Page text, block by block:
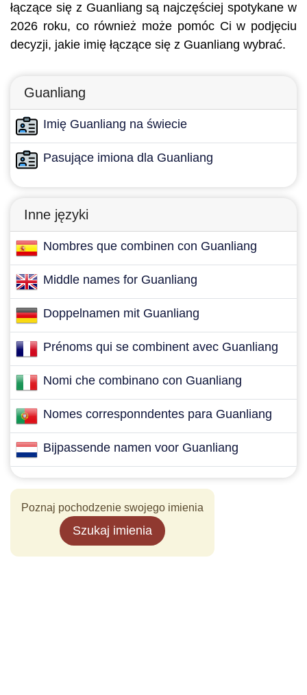
łączące się z Guanliang są najczęściej spotykane w
2026 roku, co również może pomóc Ci w podjęciu
decyzji, jakie imię łączące się z Guanliang wybrać.
Guanliang
Imię Guanliang na świecie
Pasujące imiona dla Guanliang
Inne języki
Nombres que combinen con Guanliang
Middle names for Guanliang
Doppelnamen mit Guanliang
Prénoms qui se combinent avec Guanliang
Nomi che combinano con Guanliang
Nomes corresponndentes para Guanliang
Bijpassende namen voor Guanliang
Poznaj pochodzenie swojego imienia
Szukaj imienia